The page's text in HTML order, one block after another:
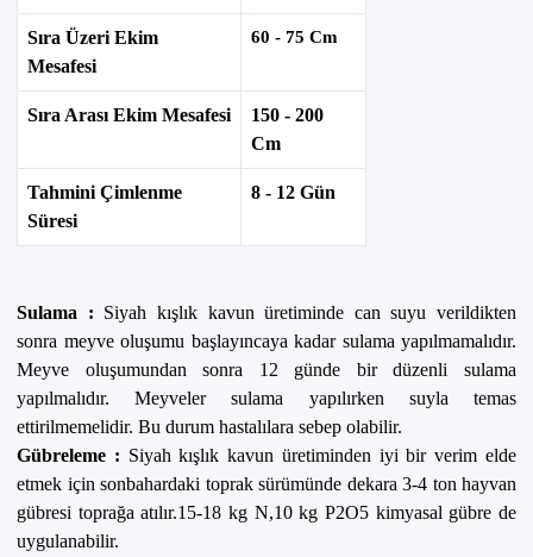
Sıra Üzeri Ekim
Mesafesi
60 - 75 Cm
Sıra Arası Ekim Mesafesi
150 - 200
Cm
Tahmini Çimlenme
Süresi
8 - 12 Gün
Sulama : Siyah kışlık kavun üretiminde can suyu verildikten
sonra meyve oluşumu başlayıncaya kadar sulama yapılmamalıdır.
Meyve oluşumundan sonra 12 günde bir düzenli sulama
yapılmalıdır. Meyveler sulama yapılırken suyla temas
ettirilmemelidir. Bu durum hastalılara sebep olabilir.
Gübreleme : Siyah kışlıkkavun üretiminden iyi bir verim elde
etmek için sonbahardaki toprak sürümünde dekara 3-4 ton hayvan
gübresi toprağa atılır.15-18 kg N,10 kg P2O5 kimyasal gübre de
uygulanabilir.